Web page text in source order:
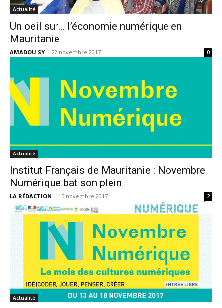
Actualité
Un oeil sur… l’économie numérique en
Mauritanie
AMADOU SY - 22 novembre 2017 0
Actualité
Institut Français de Mauritanie : Novembre
Numérique bat son plein
LA RÉDACTION - 15 novembre 2017 2
Actualité